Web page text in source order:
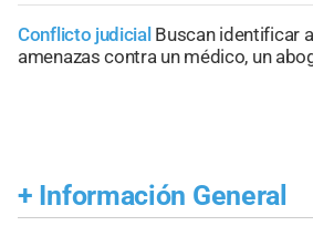
Conflicto judicial Buscan identificar
amenazas contra un médico, un
+ Información General